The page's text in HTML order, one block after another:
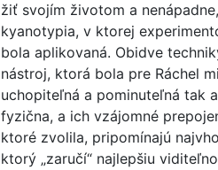
žiť svojím životom a
kyanotypia, v ktorej
bola aplikovaná. Obidve
nástroj, ktorá bola pre Ráchel
uchopiteľná a pominuteľná tak
fyzična, a ich vzájomné
ktoré zvolila, pripomínajú
ktorý „zaručí“ najlepšiu